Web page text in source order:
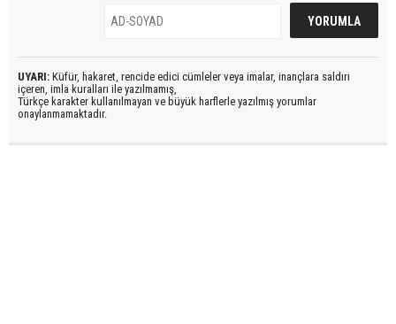
UYARI: Küfür, hakaret, rencide edici cümleler veya imalar, inançlara saldırı
içeren, imla kuralları ile yazılmamış,
Türkçe karakter kullanılmayan ve büyük harflerle yazılmış yorumlar
onaylanmamaktadır.